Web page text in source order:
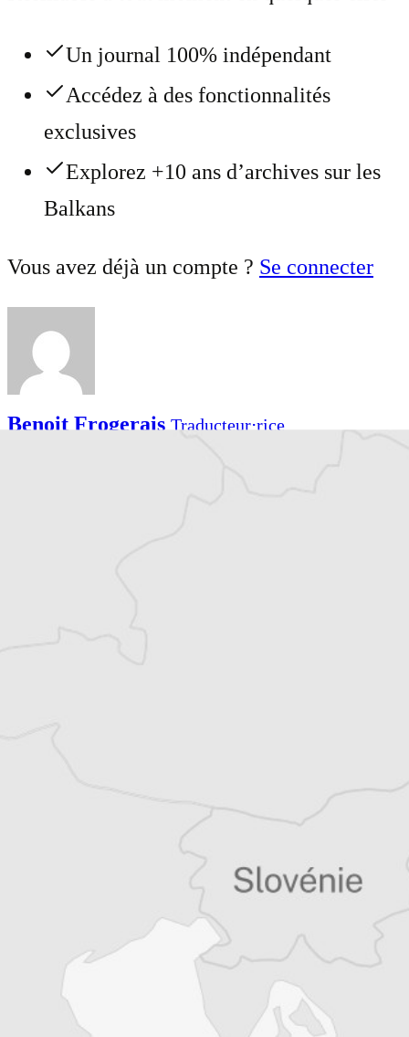
Un journal 100% indépendant
Accédez à des fonctionnalités
exclusives
Explorez +10 ans d’archives sur les
Balkans
Vous avez déjà un compte ? Se connecter
Benoit FrogeraisTraducteur⋅rice